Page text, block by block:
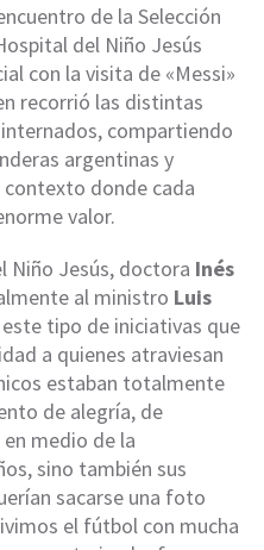
de la Selección
del Niño Jesús
con la visita de «Messi»
recorrió las distintas
compartiendo
argentinas y
donde cada
valor.
Niño Jesús, doctora Inés
al ministro Luis
tipo de iniciativas que
a quienes atraviesan
estaban totalmente
de alegría, de
medio de la
sino también sus
sacarse una foto
el fútbol con mucha